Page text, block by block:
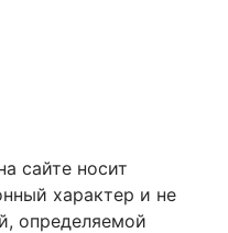
сайте носит
характер и не
определяемой